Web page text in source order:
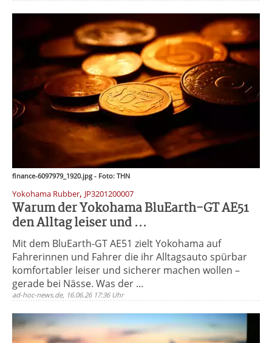
finance-6097979_1920.jpg - Foto: THN
Yokohama Rubber, JP3201200007
Warum der Yokohama BluEarth-GT AE51
den Alltag leiser und ...
Mit dem BluEarth-GT AE51 zielt Yokohama auf
Fahrerinnen und Fahrer die ihr Alltagsauto spürbar
komfortabler leiser und sicherer machen wollen –
gerade bei Nässe. Was der ...
ad-hoc-news.de, 16.06.26 17:36 Uhr